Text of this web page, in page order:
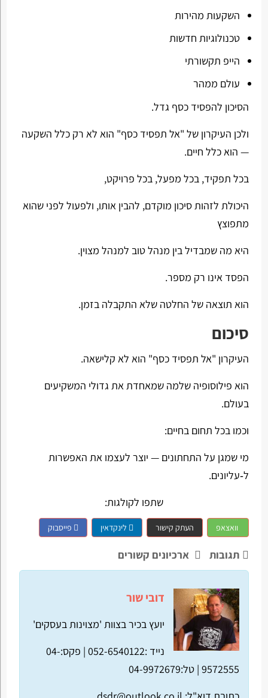
השקעות מהירות
טכנולוגיות חדשות
הייפ תקשורתי
עולם ממהר
הסיכון להפסיד כסף גדל.
ולכן העיקרון של "אל תפסיד כסף" הוא לא רק כלל השקעה
— הוא כלל חיים.
בכל תפקיד, בכל מפעל, בכל פרויקט,
היכולת לזהות סיכון מוקדם, להבין אותו, ולפעול לפני שהוא
מתפוצץ
היא מה שמבדיל בין מנהל טוב למנהל מצוין.
הפסד אינו רק מספר.
הוא תוצאה של החלטה שלא התקבלה בזמן.
סיכום
העיקרון "אל תפסיד כסף" הוא לא קלישאה.
הוא פילוסופיה שלמה שמאחדת את גדולי המשקיעים
בעולם.
וכמו בכל תחום בחיים:
מי שמגן על התחתונים — יוצר לעצמו את האפשרות
ל‑עליונים.
שתפו לקולגות:
וואצאפ העתק קישור לינקדאין פייסבוק
תגובות ארכיונים קשורים
דובי שור
יועץ בכיר בצוות 'מצוינות בעסקים'
נייד :052-6540122 |
פקס:04-
9572555 | טל:04-9972679